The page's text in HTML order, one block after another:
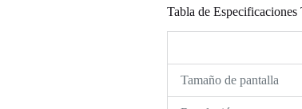
Tabla de Especificaciones
Tamaño de pantalla